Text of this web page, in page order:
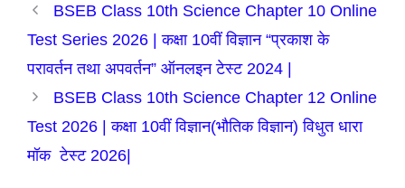
BSEB Class 10th Science Chapter 10 Online
Test Series 2026 | कक्षा 10वीं विज्ञान “प्रकाश के
परावर्तन तथा अपवर्तन” ऑनलइन टेस्ट 2024 |
BSEB Class 10th Science Chapter 12 Online
Test 2026 | कक्षा 10वीं विज्ञान(भौतिक विज्ञान) विधुत धारा
मॉक टेस्ट 2026|